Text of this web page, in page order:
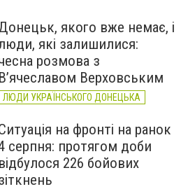
якого вже немає, і
які залишилися:
розмова з
В’ячеславом Верховським
ЛЮДИ УКРАЇНСЬКОГО ДОНЕЦЬКА
на фронті на ранок
серпня: протягом доби
відбулося 226 бойових